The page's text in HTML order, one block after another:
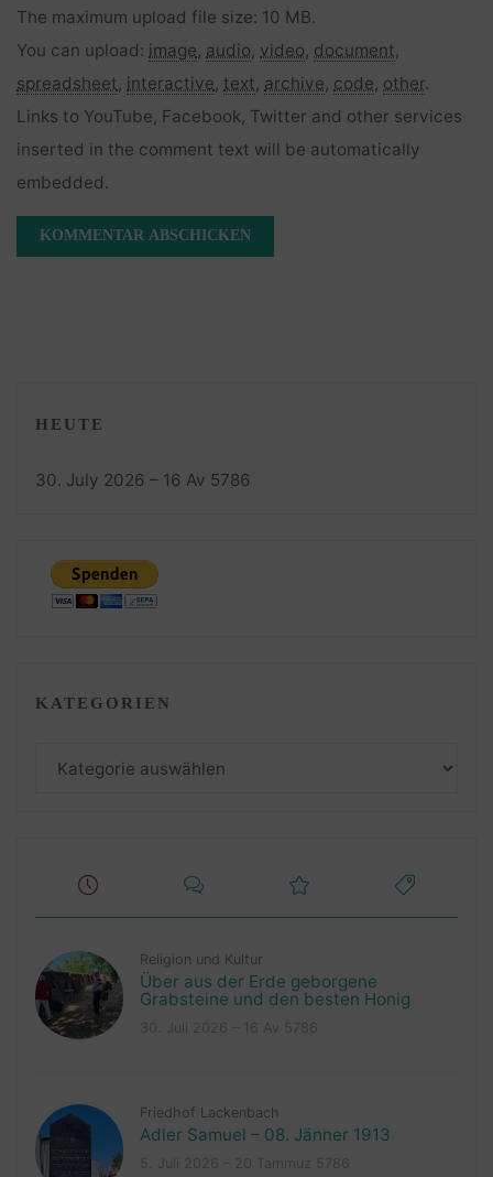
The maximum upload file size: 10 MB.
You can upload: image, audio, video, document,
spreadsheet, interactive, text, archive, code, other.
Links to YouTube, Facebook, Twitter and other services
inserted in the comment text will be automatically
embedded.
HEUTE
30. July 2026 – 16 Av 5786
KATEGORIEN
Religion und Kultur
Über aus der Erde geborgene
Grabsteine und den besten Honig
Friedhof Lackenbach
Adler Samuel – 08. Jänner 1913